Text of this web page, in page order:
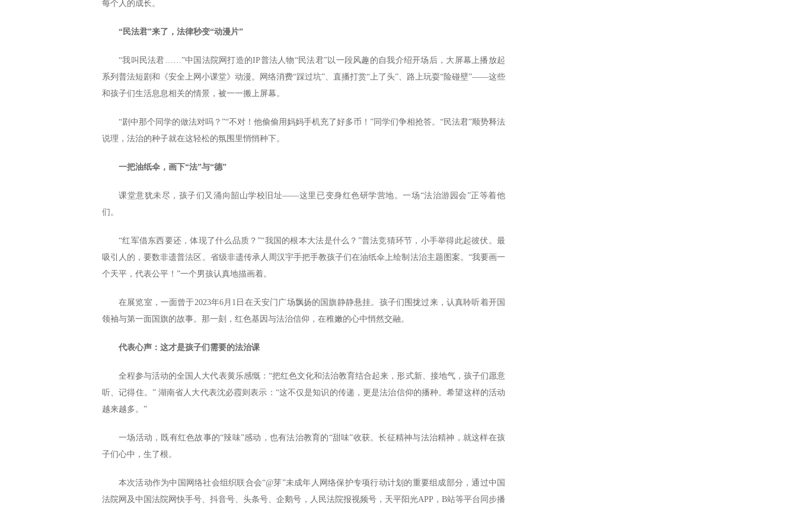
每个人的成长。
“民法君”来了，法律秒变“动漫片”
“我叫民法君……”中国法院网打造的IP普法人物“民法君”以一段风趣的自我介绍开场后，大屏幕上播放起
系列普法短剧和《安全上网小课堂》动漫。网络消费“踩过坑”、直播打赏“上了头”、路上玩耍“险碰壁”——这些
和孩子们生活息息相关的情景，被一一搬上屏幕。
“剧中那个同学的做法对吗？”“不对！他偷偷用妈妈手机充了好多币！”同学们争相抢答。“民法君”顺势释法
说理，法治的种子就在这轻松的氛围里悄悄种下。
一把油纸伞，画下“法”与“德”
课堂意犹未尽，孩子们又涌向韶山学校旧址——这里已变身红色研学营地。一场“法治游园会”正等着他
们。
“红军借东西要还，体现了什么品质？”“我国的根本大法是什么？”普法竞猜环节，小手举得此起彼伏。最
吸引人的，要数非遗普法区。省级非遗传承人周汉宇手把手教孩子们在油纸伞上绘制法治主题图案。“我要画一
个天平，代表公平！”一个男孩认真地描画着。
在展览室，一面曾于2023年6月1日在天安门广场飘扬的国旗静静悬挂。孩子们围拢过来，认真聆听着开国
领袖与第一面国旗的故事。那一刻，红色基因与法治信仰，在稚嫩的心中悄然交融。
代表心声：这才是孩子们需要的法治课
全程参与活动的全国人大代表黄乐感慨：“把红色文化和法治教育结合起来，形式新、接地气，孩子们愿意
听、记得住。” 湖南省人大代表沈必霞则表示：“这不仅是知识的传递，更是法治信仰的播种。希望这样的活动
越来越多。”
一场活动，既有红色故事的“辣味”感动，也有法治教育的“甜味”收获。长征精神与法治精神，就这样在孩
子们心中，生了根。
本次活动作为中国网络社会组织联合会“@芽”未成年人网络保护专项行动计划的重要组成部分，通过中国
法院网及中国法院网快手号、抖音号、头条号、企鹅号，人民法院报视频号，天平阳光APP，B站等平台同步播